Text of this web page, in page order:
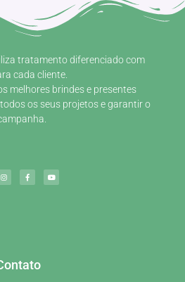
tratamento diferenciado com
cada cliente.
melhores brindes e presentes
os seus projetos e garantir o